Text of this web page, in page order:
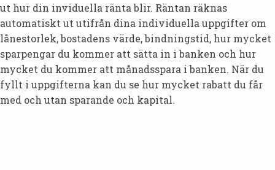
ut hur din inviduella ränta blir. Räntan räknas
automatiskt ut utifrån dina individuella uppgifter om
lånestorlek, bostadens värde, bindningstid, hur mycket
sparpengar du kommer att sätta in i banken och hur
mycket du kommer att månadsspara i banken. När du
fyllt i uppgifterna kan du se hur mycket rabatt du får
med och utan sparande och kapital.